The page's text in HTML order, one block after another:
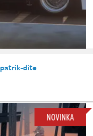
patrik-dite
NOVINKA